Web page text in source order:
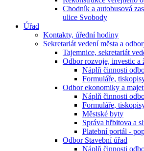
Chodník a autobusová
ulice Svobody
Úřad
Kontakty, úřední hodiny
Sekretariát vedení města a
Tajemnice, sekretariát
Odbor rozvoje, investic a
Náplň činnosti
Formuláře,
Odbor ekonomiky a
Náplň činnosti
Formuláře,
Městské byty
Správa hřbitova a
Platební portál -
Odbor Stavební úřad
Náplň činnosti